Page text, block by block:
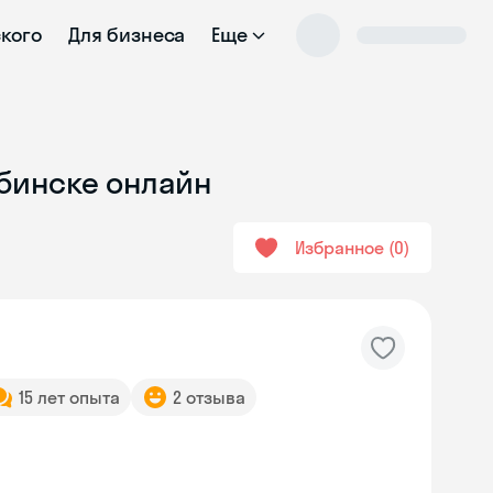
Для бизнеса Еще
онлайн
Избранное 0
15 лет опыта 2 отзыва